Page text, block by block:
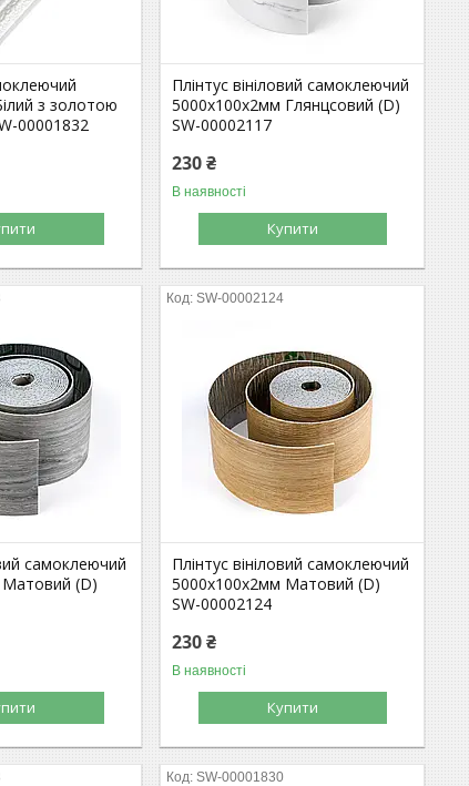
з золотою
00001832
Плінтус вініловий самоклеючий
5000х100х2мм Глянцсовий (D)
SW-00002117
230 ₴
В наявності
Купити
самоклеючий
(D)
SW-00002124
Плінтус вініловий самоклеючий
5000х100х2мм Матовий (D)
SW-00002124
230 ₴
В наявності
Купити
SW-00001830